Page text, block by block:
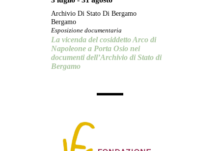
Archivio Di Stato Di Bergamo
Bergamo
Esposizione documentaria
La vicenda del cosiddetto Arco di
Napoleone a Porta Osio nei
documenti dell’Archivio di Stato di
Bergamo